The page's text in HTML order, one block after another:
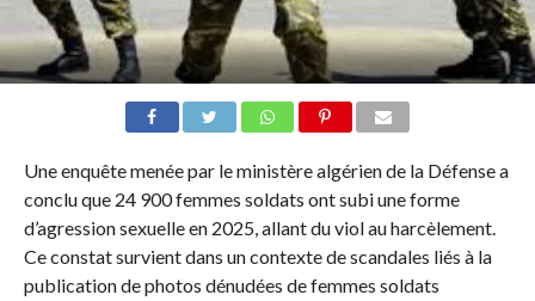
Une enquête menée par le ministère algérien de la Défense a
conclu que 24 900 femmes soldats ont subi une forme
d’agression sexuelle en 2025, allant du viol au harcèlement.
Ce constat survient dans un contexte de scandales liés à la
publication de photos dénudées de femmes soldats